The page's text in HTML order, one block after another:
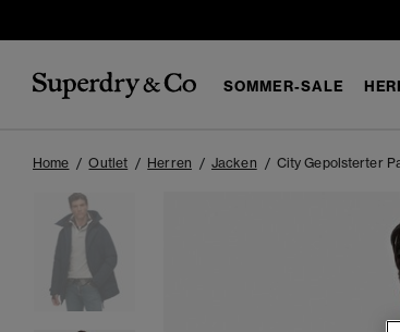
SOMMER-SALE
Home Outlet Herren Jacken City Gepolsterter